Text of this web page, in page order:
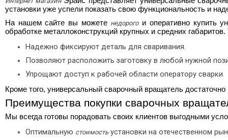
установки уже успели показать свою функциональность и
На нашем сайте вы можете недорогои оперативно купить
обработке металлоконструкций крупных и средних
Надежно фиксируют деталь для сваривания.
Позволяют расположить заготовку в любой нужной
Упрощают доступ к рабочей области оператору сварки.
Кроме того, универсальный сварочный вращатель
Преимущества покупки сварочных
Мы всегда готовы порадовать своих клиентов выгодными
Оптимальную стоимость установки на отечественном